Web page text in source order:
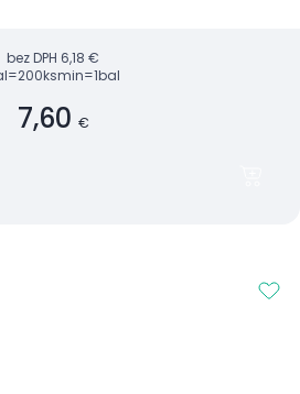
bez DPH 6,18 €
min=1bal
7,60 €